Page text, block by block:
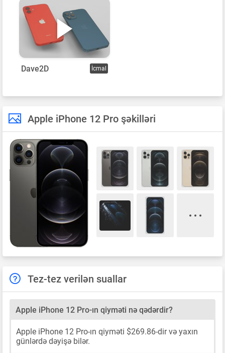
Dave2D İcmal
Apple iPhone 12 Pro şəkilləri
Tez-tez verilən suallar
Apple iPhone 12 Pro-ın qiyməti nə qədərdir?
Apple iPhone 12 Pro-ın qiyməti $269.86-dir və yaxın
günlərdə dəyişə bilər.